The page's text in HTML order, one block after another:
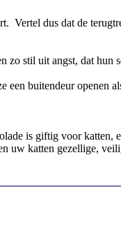
dus dat de
zo stil uit angst, dat hun
buitendeur openen
is giftig voor
uw katten gezellige,